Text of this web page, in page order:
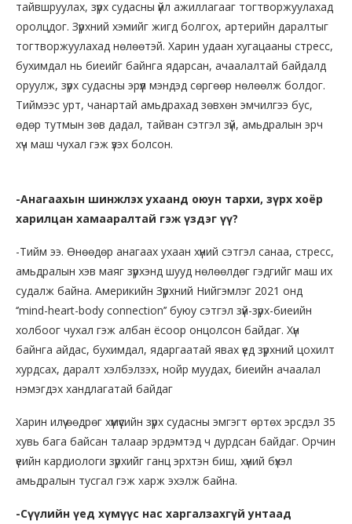
тайвшруулах, зүрх судасны үйл ажиллагааг тогтворжуулахад
оролцдог. Зүрхний хэмийг жигд болгох, артерийн даралтыг
тогтворжуулахад нөлөөтэй. Харин удаан хугацааны стресс,
бухимдал нь биеийг байнга ядарсан, ачаалалтай байдалд
оруулж, зүрх судасны эрүүл мэндэд сөргөөр нөлөөлж болдог.
Тиймээс урт, чанартай амьдрахад зөвхөн эмчилгээ бус,
өдөр тутмын зөв дадал, тайван сэтгэл зүй, амьдралын эрч
хүч маш чухал гэж үзэх болсон.
-Анагаахын шинжлэх ухаанд оюун тархи, зүрх хоёр
харилцан хамааралтай гэж үздэг үү?
-Тийм ээ. Өнөөдөр анагаах ухаан хүний сэтгэл санаа, стресс,
амьдралын хэв маяг зүрхэнд шууд нөлөөлдөг гэдгийг маш их
судалж байна. Америкийн Зүрхний Нийгэмлэг 2021 онд
‘’mind-heart-body connection’’ буюу сэтгэл зүй-зүрх-биеийн
холбоог чухал гэж албан ёсоор онцолсон байдаг. Хүн
байнга айдас, бухимдал, ядаргаатай явах үед зүрхний цохилт
хурдсах, даралт хэлбэлзэх, нойр муудах, биеийн ачаалал
нэмэгдэх хандлагатай байдаг
Харин илүү өөдрөг хүмүүсийн зүрх судасны эмгэгт өртөх эрсдэл 35
хувь бага байсан талаар эрдэмтэд ч дурдсан байдаг. Орчин
үеийн кардиологи зүрхийг ганц эрхтэн биш, хүний бүхэл
амьдралын тусгал гэж харж эхэлж байна.
-Сүүлийн үед хүмүүс нас харгалзахгүй унтаад